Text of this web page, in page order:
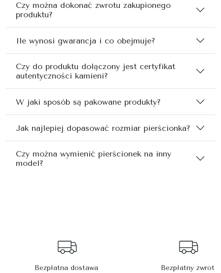
Czy można dokonać zwrotu zakupionego
produktu?
Ile wynosi gwarancja i co obejmuje?
Czy do produktu dołączony jest certyfikat
autentyczności kamieni?
W jaki sposób są pakowane produkty?
Jak najlepiej dopasować rozmiar pierścionka?
Czy można wymienić pierścionek na inny
model?
Bezpłatna dostawa
Bezpłatny zwrot